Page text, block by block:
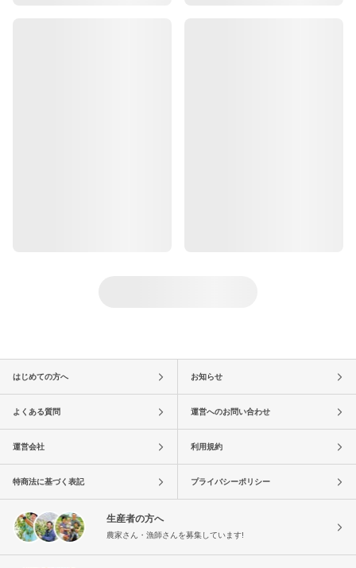
はじめての方へ お知らせ
よくある質問 運営へのお問い合わせ
運営会社 利用規約
特商法に基づく表記 プライバシーポリシー
生産者の方へ
農家さん・漁師さんを募集しています!